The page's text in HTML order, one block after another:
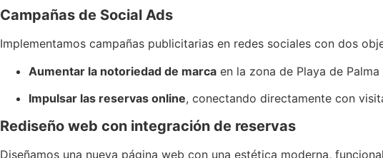
Campañas de Social Ads
Implementamos campañas publicitarias en redes sociales con dos
Aumentar la notoriedad de marca en la zona de Playa de Palma
Impulsar las reservas online, conectando directamente con
Rediseño web con integración de reservas
Diseñamos una nueva página web con una estética moderna,